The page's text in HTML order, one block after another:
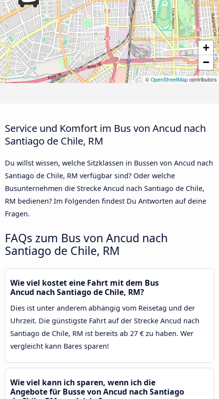
+
−
© OpenStreetMap contributors
Service und Komfort im Bus von Ancud nach
Santiago de Chile, RM
Du willst wissen, welche Sitzklassen in Bussen von Ancud nach
Santiago de Chile, RM verfügbar sind? Oder welche
Busunternehmen die Strecke Ancud nach Santiago de Chile,
RM bedienen? Im Folgenden findest Du Antworten auf deine
Fragen.
FAQs zum Bus von Ancud nach
Santiago de Chile, RM
Wie viel kostet eine Fahrt mit dem Bus
Ancud nach Santiago de Chile, RM?
Dies ist unter anderem abhängig vom Reisetag und der
Uhrzeit. Die günstigste Fahrt auf der Strecke Ancud nach
Santiago de Chile, RM ist bereits ab 27 € zu haben. Wer
vergleicht kann Bares sparen!
Wie viel kann ich sparen, wenn ich die
Angebote für Busse von Ancud nach Santiago